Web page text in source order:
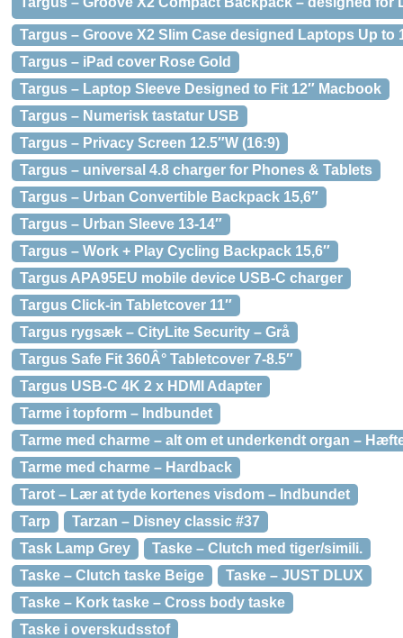
Targus – Groove X2 Slim Case designed Laptops Up to
Targus – iPad cover Rose Gold
Targus – Laptop Sleeve Designed to Fit 12″ Macbook
Targus – Numerisk tastatur USB
Targus – Privacy Screen 12.5″W (16:9)
Targus – universal 4.8 charger for Phones & Tablets
Targus – Urban Convertible Backpack 15,6″
Targus – Urban Sleeve 13-14″
Targus – Work + Play Cycling Backpack 15,6″
Targus APA95EU mobile device USB-C charger
Targus Click-in Tabletcover 11″
Targus rygsæk – CityLite Security – Grå
Targus Safe Fit 360Â° Tabletcover 7-8.5″
Targus USB-C 4K 2 x HDMI Adapter
Tarme i topform – Indbundet
Tarme med charme – alt om et underkendt organ –
Tarme med charme – Hardback
Tarot – Lær at tyde kortenes visdom – Indbundet
Tarp
Tarzan – Disney classic #37
Task Lamp Grey
Taske – Clutch med tiger/simili.
Taske – Clutch taske Beige
Taske – JUST DLUX
Taske – Kork taske – Cross body taske
Taske i overskudsstof